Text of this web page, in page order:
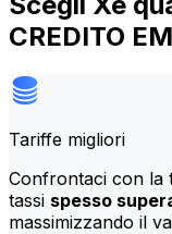
CREDITO
Tariffe migliori
Confrontaci con la
tassi spesso
massimizzando il